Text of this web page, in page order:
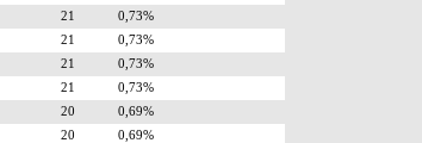
21
0,73%
21
0,73%
21
0,73%
21
0,73%
20
0,69%
20
0,69%